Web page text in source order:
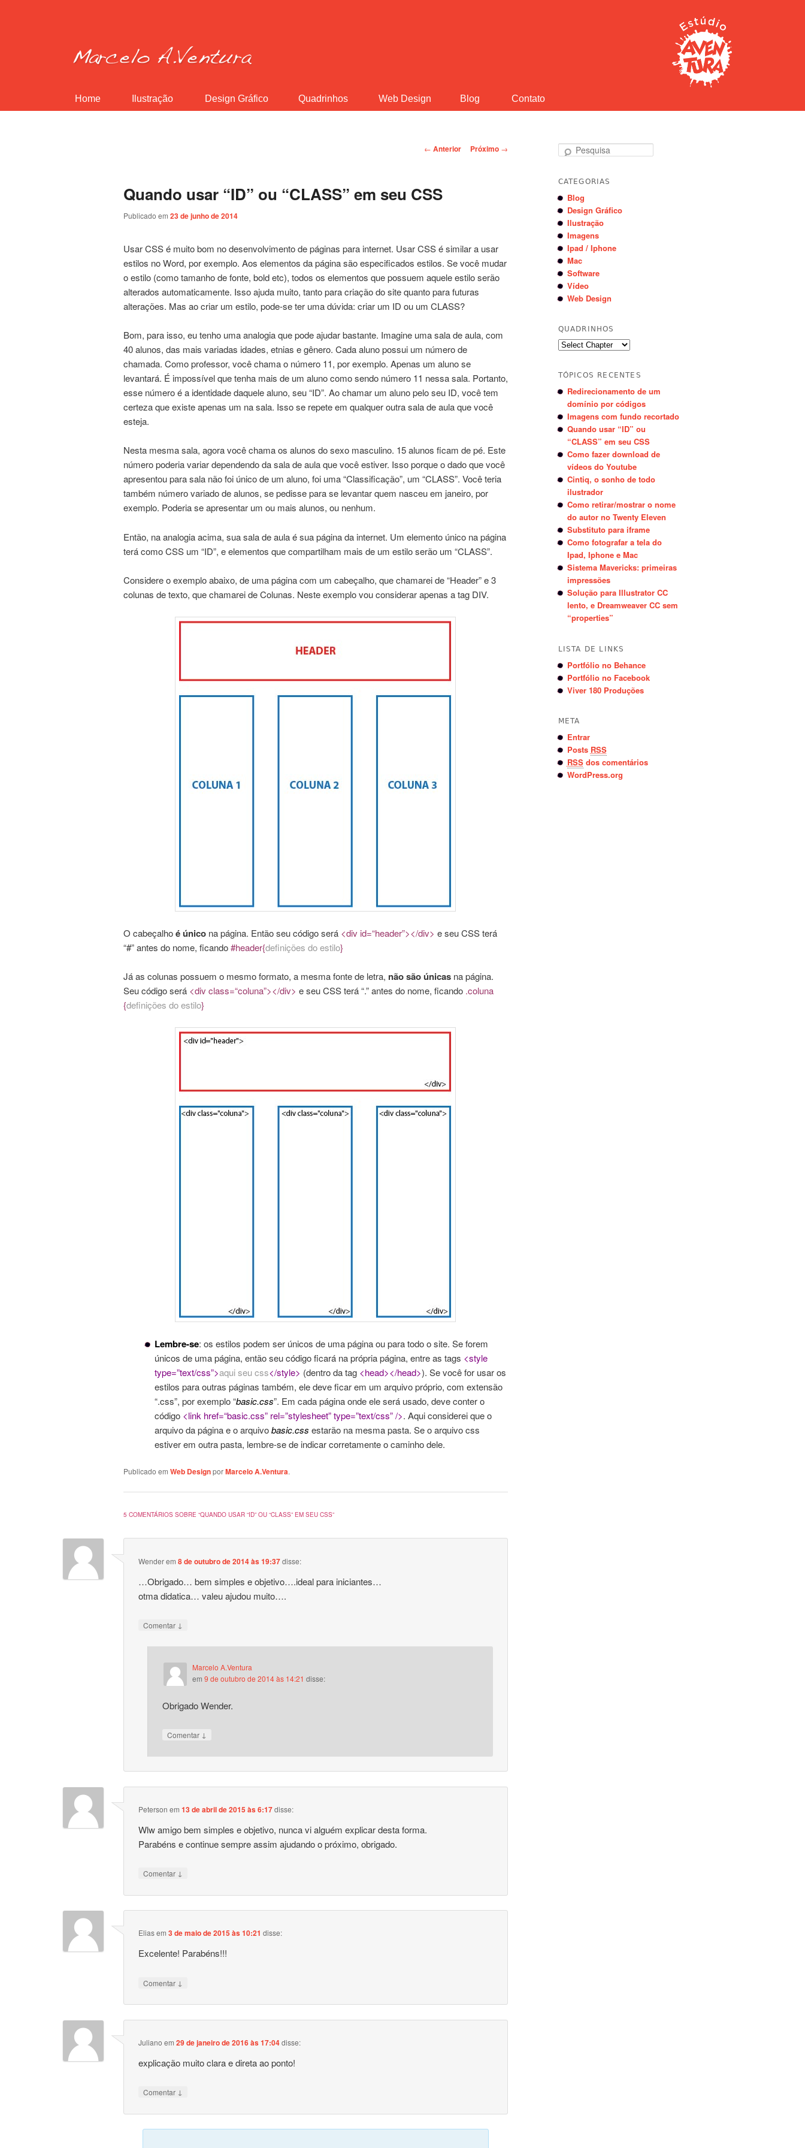
Home Ilustração Design .Gráfico Quadrinhos Web Design Blog Contato
Navegação de Posts
← Anterior Próximo →
Quando usar “ID” ou “CLASS” em seu CSS
Publicado em 23 de junho de 2014
Usar CSS é muito bom no desenvolvimento de páginas para internet. Usar CSS é similar a usar
estilos no Word, por exemplo. Aos elementos da página são especificados estilos. Se você mudar
o estilo (como tamanho de fonte, bold etc), todos os elementos que possuem aquele estilo serão
alterados automaticamente. Isso ajuda muito, tanto para criação do site quanto para futuras
alterações. Mas ao criar um estilo, pode-se ter uma dúvida: criar um ID ou um CLASS?
Bom, para isso, eu tenho uma analogia que pode ajudar bastante. Imagine uma sala de aula, com
40 alunos, das mais variadas idades, etnias e gênero. Cada aluno possui um número de
chamada. Como professor, você chama o número 11, por exemplo. Apenas um aluno se
levantará. É impossível que tenha mais de um aluno como sendo número 11 nessa sala. Portanto,
esse número é a identidade daquele aluno, seu “ID”. Ao chamar um aluno pelo seu ID, você tem
certeza que existe apenas um na sala. Isso se repete em qualquer outra sala de aula que você
esteja.
Nesta mesma sala, agora você chama os alunos do sexo masculino. 15 alunos ficam de pé. Este
número poderia variar dependendo da sala de aula que você estiver. Isso porque o dado que você
apresentou para sala não foi único de um aluno, foi uma “Classificação”, um “CLASS”. Você teria
também número variado de alunos, se pedisse para se levantar quem nasceu em janeiro, por
exemplo. Poderia se apresentar um ou mais alunos, ou nenhum.
Então, na analogia acima, sua sala de aula é sua página da internet. Um elemento único na página
terá como CSS um “ID”, e elementos que compartilham mais de um estilo serão um “CLASS”.
Considere o exemplo abaixo, de uma página com um cabeçalho, que chamarei de “Header” e 3
colunas de texto, que chamarei de Colunas. Neste exemplo vou considerar apenas a tag DIV.
O cabeçalhoé únicona página. Então seu código será <div id=“header”></div> e seu CSS terá
“#” antes do nome, ficando#header{definições do estilo}
Já as colunas possuem o mesmo formato, a mesma fonte de letra, não são únicasna página.
Seu código será <div class=“coluna”></div> e seu CSS terá “.” antes do nome, ficando .coluna
{definições do estilo}
Lembre-se: os estilos podem ser únicos de uma página ou para todo o site. Se forem
únicos de uma página, então seu código ficará na própria página, entre as tags <style
type=”text/css”>aqui seu css</style> (dentro da tag <head></head>). Se você for usar os
estilos para outras páginas também, ele deve ficar em um arquivo próprio, com extensão
“.css”, por exemplo “basic.css”. Em cada página onde ele será usado, deve conter o
código <link href=“basic.css” rel=”stylesheet” type=”text/css” />. Aqui considerei que o
arquivo da página e o arquivobasic.css estarão na mesma pasta. Se o arquivo css
estiver em outra pasta, lembre-se de indicar corretamente o caminho dele.
Publicado em Web DesignporMarcelo A.Ventura.
5 COMENTÁRIOS SOBRE “QUANDO USAR “ID” OU “CLASS” EM SEU CSS”
Wenderem 8 de outubro de 2014 às 19:37disse:
…Obrigado… bem simples e objetivo….ideal para iniciantes…
otma didatica… valeu ajudou muito….
Comentar ↓
Marcelo A.Ventura
em9 de outubro de 2014 às 14:21 disse:
Obrigado Wender.
Comentar ↓
Peterson em 13 de abril de 2015 às 6:17disse:
Wlw amigo bem simples e objetivo, nunca vi alguém explicar desta forma.
Parabéns e continue sempre assim ajudando o próximo, obrigado.
Comentar ↓
Eliasem 3 de maio de 2015 às 10:21 disse:
Excelente! Parabéns!!!
Comentar ↓
Juliano em 29 de janeiro de 2016 às 17:04disse:
explicação muito clara e direta ao ponto!
Comentar ↓
Pesquisa
CATEGORIAS
Blog
Design Gráfico
Ilustração
Imagens
Ipad / Iphone
Mac
Software
Vídeo
Web Design
QUADRINHOS
TÓPICOS RECENTES
Redirecionamento de um
domínio por códigos
Imagens com fundo recortado
Quando usar “ID” ou
“CLASS” em seu CSS
Como fazer download de
vídeos do Youtube
Cintiq, o sonho de todo
ilustrador
Como retirar/mostrar o nome
do autor no Twenty Eleven
Substituto para iframe
Como fotografar a tela do
Ipad, Iphone e Mac
Sistema Mavericks: primeiras
impressões
Solução para Illustrator CC
lento, e Dreamweaver CC sem
“properties”
LISTA DE LINKS
Portfólio no Behance
Portfólio no Facebook
Viver 180 Produções
META
Entrar
Posts RSS
RSSdos comentários
WordPress.org